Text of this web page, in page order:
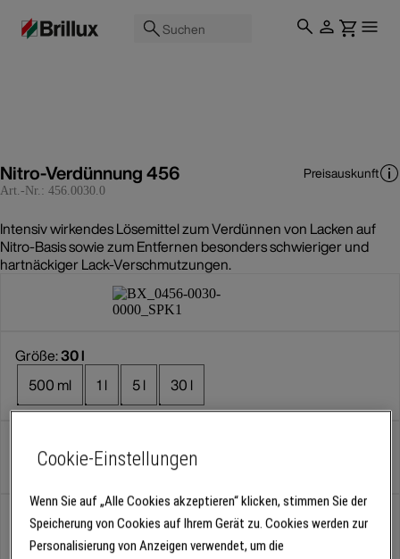
Suchen
Nitro-Verdünnung 456
Art.-Nr.: 456.0030.0
Preisauskunft
Intensiv wirkendes Lösemittel zum Verdünnen von Lacken auf
Nitro-Basis sowie zum Entfernen besonders schwieriger und
hartnäckiger Lack-Verschmutzungen.
Größe:30 l
500 ml
1 l 5 l 30 l
Gebinde
Abholung
Für Verfügbarkeiten bitte anmelden
Cookie-Einstellungen
Wenn Sie auf „Alle Cookies akzeptieren“ klicken, stimmen Sie der
Speicherung von Cookies auf Ihrem Gerät zu. Cookies werden zur
Personalisierung von Anzeigen verwendet, um die